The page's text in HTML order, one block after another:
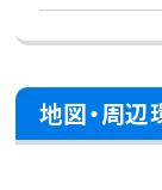
地図・周辺